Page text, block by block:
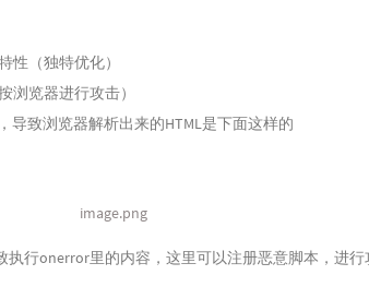
性（独特优化）
浏览器进行攻击）
导致浏览器解析出来的HTML是下面这样的
image.png
执行onerror里的内容，这里可以注册恶意脚本，进行